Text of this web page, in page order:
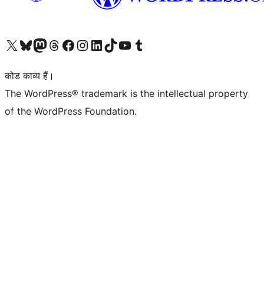
Visit our X (formerly Twitter) account
हमारे बलुस्की खाते पर जाएँVisit our Mastodon account
हमारे थ्रेड्स अकाउंट पर जाएंहमारे फेसबुक पेज पर जाएँहमारे इंस्टाग्राम अकाउंट पर जाएंहमारे लिंक्डइन खाते पर जाएँहमारे टिकटॉक खाते पर जाएँहमारे यूट्यूब चैनल पर जाएंहमारे Tumblr खाते पर जाएँ
कोड काव्य हैं।
The WordPress® trademark is the intellectual property
of the WordPress Foundation.